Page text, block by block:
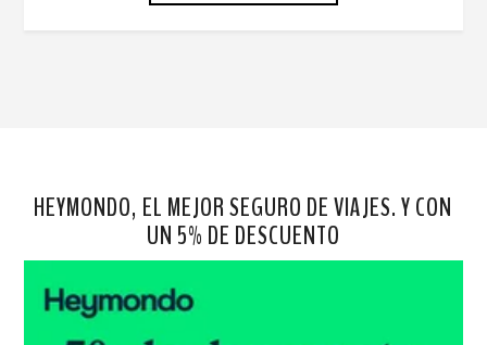
HEYMONDO, EL MEJOR SEGURO DE VIAJES. Y CON
UN 5% DE DESCUENTO